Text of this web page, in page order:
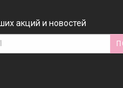
акций и новостей